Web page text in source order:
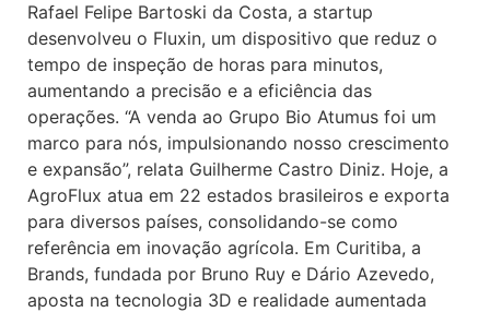
Rafael Felipe Bartoski da Costa, a startup
desenvolveu o Fluxin, um dispositivo que reduz o
tempo de inspeção de horas para minutos,
aumentando a precisão e a eficiência das
operações. “A venda ao Grupo Bio Atumus foi um
marco para nós, impulsionando nosso crescimento
e expansão”, relata Guilherme Castro Diniz. Hoje, a
AgroFlux atua em 22 estados brasileiros e exporta
para diversos países, consolidando-se como
referência em inovação agrícola. Em Curitiba, a
Brands, fundada por Bruno Ruy e Dário Azevedo,
aposta na tecnologia 3D e realidade aumentada